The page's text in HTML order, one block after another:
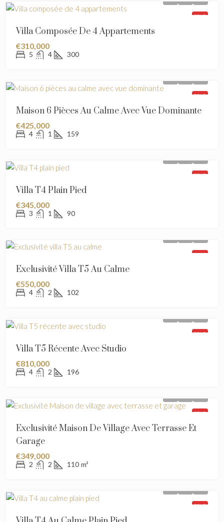
SOLD
Villa Composée De 4 Appartements
€310,000
5 4 300
SOLD
Maison 6 Pièces Au Calme Avec Vue Dominante
€425,000
4 1 159
SOLD
Villa T4 Plain Pied
€345,000
3 1 90
SOLD
Exclusivité Villa T5 Au Calme
€550,000
4 2 102
SOLD
Villa T5 Récente Avec Studio
€810,000
4 2 196
SOLD
Exclusivité Maison De Village Avec Terrasse Et
Garage
€349,000
2 2 110 m²
SOLD